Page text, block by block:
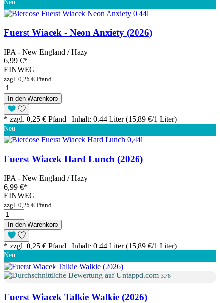
Neu
Fuerst Wiacek - Neon Anxiety (2026)
IPA - New England / Hazy
6,99 €*
EINWEG
zzgl. 0,25 € Pfand
In den Warenkorb
* zzgl. 0,25 € Pfand | Inhalt: 0.44 Liter (15,89 €/1 Liter)
Neu
Fuerst Wiacek Hard Lunch (2026)
IPA - New England / Hazy
6,99 €*
EINWEG
zzgl. 0,25 € Pfand
In den Warenkorb
* zzgl. 0,25 € Pfand | Inhalt: 0.44 Liter (15,89 €/1 Liter)
Neu
3.78
Fuerst Wiacek Talkie Walkie (2026)